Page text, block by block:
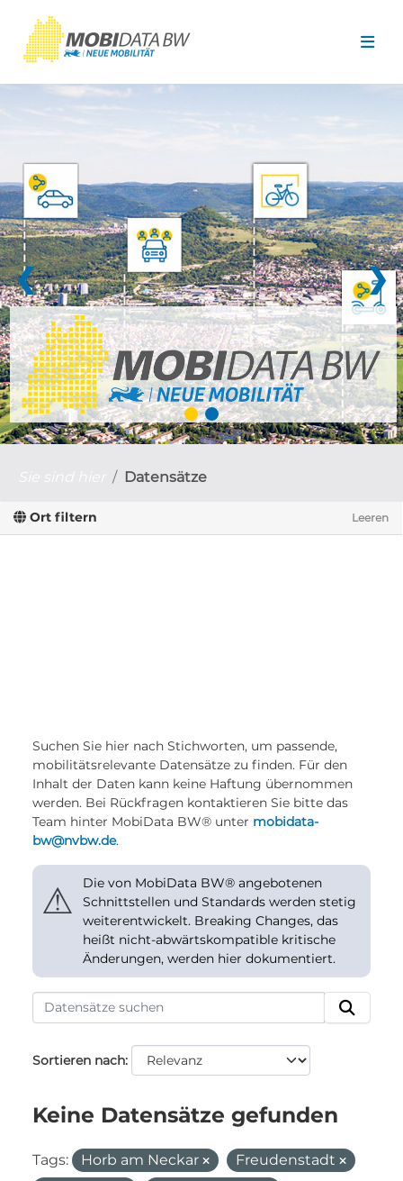
❮ ❯
Datensätze
Ort filtern Leeren
Suchen Sie hier nach Stichworten, um passende,
mobilitätsrelevante Datensätze zu finden. Für den
Inhalt der Daten kann keine Haftung übernommen
werden. Bei Rückfragen kontaktieren Sie bitte das
Team hinter MobiData BW® unter mobidata-
bw@nvbw.de.
⚠
Die von MobiData BW® angebotenen
Schnittstellen und Standards werden stetig
weiterentwickelt. Breaking Changes, das
heißt nicht-abwärtskompatible kritische
Änderungen, werden hier dokumentiert.
Sortieren nach
Keine Datensätze gefunden
Tags: Horb am Neckar
Freudenstadt